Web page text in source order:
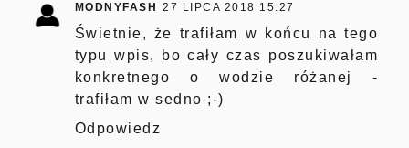
MODNYFASH 27 LIPCA 2018 15:27
Świetnie, że trafiłam w końcu na tego
typu wpis, bo cały czas poszukiwałam
konkretnego o wodzie różanej -
trafiłam w sedno ;-)
Odpowiedz